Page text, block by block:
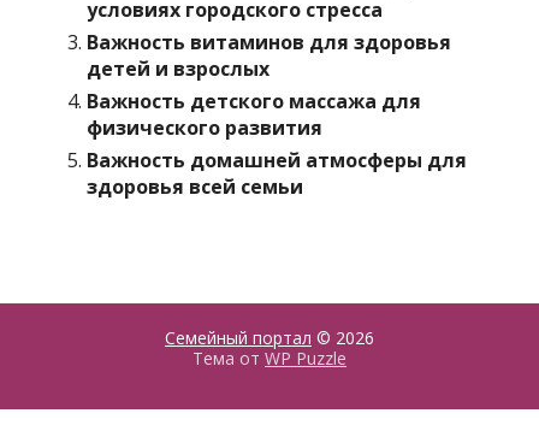
условиях городского стресса
Важность витаминов для здоровья
детей и взрослых
Важность детского массажа для
физического развития
Важность домашней атмосферы для
здоровья всей семьи
Семейный портал © 2026
Тема от WP Puzzle